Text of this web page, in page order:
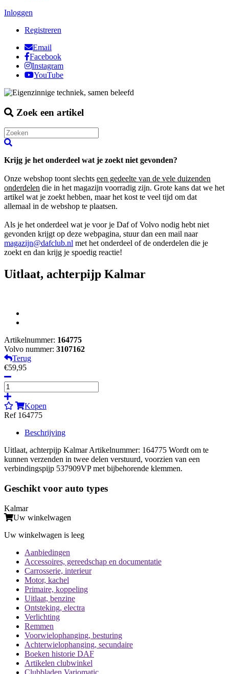
Inloggen
Registreren
Email
Facebook
Instagram
YouTube
Zoek een artikel
Krijg je het onderdeel wat je zoekt niet gevonden?
Onze webshop toont slechts een gedeelte van de vele duizenden
onderdelen die in het magazijn voorradig zijn. Grote kans dat we het
artikel wat je zoekt hebben, maar het kost te veel tijd om dat
allemaal in de webshop te plaatsen.
Als je het onderdeel wat je voor je Daf of Volvo nodig hebt niet
gevonden krijgt op deze webpagina, stuur dan een mail naar
magazijn@dafclub.nl met het onderdeel of de onderdelen die je
zoekt en dan krijg je spoedig reactie!
Uitlaat, achterpijp Kalmar
Artikelnummer: 164775
Volvo nummer: 3107162
Terug
€59,95
Kopen
Ref 164775
Beschrijving
Uitlaat, achterpijp Kalmar Artikelnummer: 164775 Wordt om te
kunnen verzenden in twee delen verstuurd, voorzien van een
verbindingspijp 537909VP met bijbehorende klemmen.
Geschikt voor auto types
Kalmar
Uw winkelwagen
Uw winkelwagen is leeg
Aanbiedingen
Accessoires, gereedschap en documentatie
Carrosserie, interieur
Motor, kachel
Primaire, koppeling
Uitlaat, benzine
Ontsteking, electra
Verlichting
Remmen
Voorwielophanging, besturing
Achterwielophanging, secundaire
Boeken historie DAF
Artikelen clubwinkel
Clubbladen Variomatic